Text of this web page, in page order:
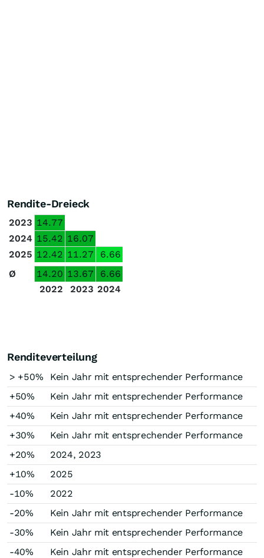
Rendite-Dreieck
2023 14.77
2024 15.42 16.07
2025 12.42 11.27
6.66
Ø
14.20 13.67
6.66
2022
2023 2024
Renditeverteilung
> +50%
Kein Jahr mit entsprechender Performance
+50%
Kein Jahr mit entsprechender Performance
+40%
Kein Jahr mit entsprechender Performance
+30%
Kein Jahr mit entsprechender Performance
+20%
2024, 2023
+10%
2025
-10%
2022
-20%
Kein Jahr mit entsprechender Performance
-30%
Kein Jahr mit entsprechender Performance
-40%
Kein Jahr mit entsprechender Performance